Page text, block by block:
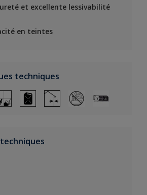
et excellente lessivabilité
en teintes
techniques